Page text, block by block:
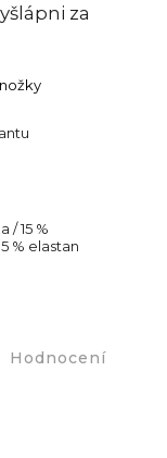
za
/ 15 %
% elastan
Hodnocení